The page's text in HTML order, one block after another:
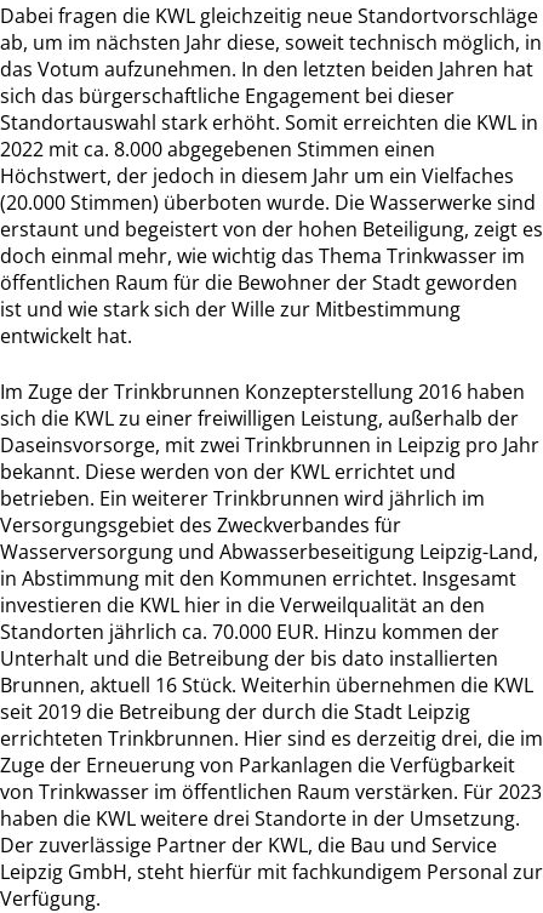
Dabei fragen die KWL gleichzeitig neue Standortvorschläge
ab, um im nächsten Jahr diese, soweit technisch möglich, in
das Votum aufzunehmen. In den letzten beiden Jahren hat
sich das bürgerschaftliche Engagement bei dieser
Standortauswahl stark erhöht. Somit erreichten die KWL in
2022 mit ca. 8.000 abgegebenen Stimmen einen
Höchstwert, der jedoch in diesem Jahr um ein Vielfaches
(20.000 Stimmen) überboten wurde. Die Wasserwerke sind
erstaunt und begeistert von der hohen Beteiligung, zeigt es
doch einmal mehr, wie wichtig das Thema Trinkwasser im
öffentlichen Raum für die Bewohner der Stadt geworden
ist und wie stark sich der Wille zur Mitbestimmung
entwickelt hat.
Im Zuge der Trinkbrunnen Konzepterstellung 2016 haben
sich die KWL zu einer freiwilligen Leistung, außerhalb der
Daseinsvorsorge, mit zwei Trinkbrunnen in Leipzig pro Jahr
bekannt. Diese werden von der KWL errichtet und
betrieben. Ein weiterer Trinkbrunnen wird jährlich im
Versorgungsgebiet des Zweckverbandes für
Wasserversorgung und Abwasserbeseitigung Leipzig-Land,
in Abstimmung mit den Kommunen errichtet. Insgesamt
investieren die KWL hier in die Verweilqualität an den
Standorten jährlich ca. 70.000 EUR. Hinzu kommen der
Unterhalt und die Betreibung der bis dato installierten
Brunnen, aktuell 16 Stück. Weiterhin übernehmen die KWL
seit 2019 die Betreibung der durch die Stadt Leipzig
errichteten Trinkbrunnen. Hier sind es derzeitig drei, die im
Zuge der Erneuerung von Parkanlagen die Verfügbarkeit
von Trinkwasser im öffentlichen Raum verstärken. Für 2023
haben die KWL weitere drei Standorte in der Umsetzung.
Der zuverlässige Partner der KWL, die Bau und Service
Leipzig GmbH, steht hierfür mit fachkundigem Personal zur
Verfügung.